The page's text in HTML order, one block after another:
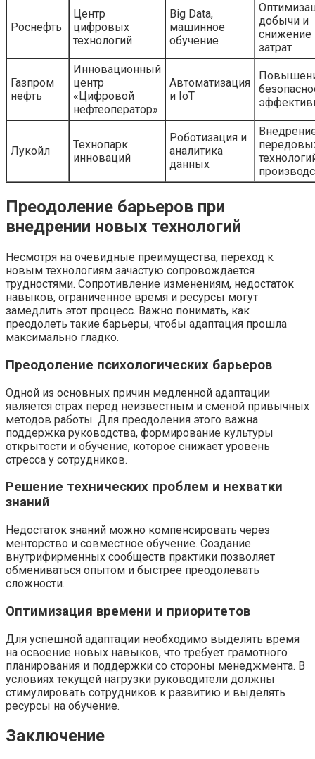
Роснефть
Центр
цифровых
технологий
Big Data,
машинное
обучение
добычи и
снижение
затрат
Газпром
нефть
Инновационный
центр
«Цифровой
нефтеоператор»
Автоматизация
и IoT
Лукойл
Технопарк
инноваций
Роботизация и
аналитика
данных
Преодоление барьеров при
внедрении новых технологий
Несмотря на очевидные преимущества, переход к
новым технологиям зачастую сопровождается
трудностями. Сопротивление изменениям, недостаток
навыков, ограниченное время и ресурсы могут
замедлить этот процесс. Важно понимать, как
преодолеть такие барьеры, чтобы адаптация прошла
максимально гладко.
Преодоление психологических барьеров
Одной из основных причин медленной адаптации
является страх перед неизвестным и сменой привычных
методов работы. Для преодоления этого важна
поддержка руководства, формирование культуры
открытости и обучение, которое снижает уровень
стресса у сотрудников.
Решение технических проблем и нехватки
знаний
Недостаток знаний можно компенсировать через
менторство и совместное обучение. Создание
внутрифирменных сообществ практики позволяет
обмениваться опытом и быстрее преодолевать
сложности.
Оптимизация времени и приоритетов
Для успешной адаптации необходимо выделять время
на освоение новых навыков, что требует грамотного
планирования и поддержки со стороны менеджмента. В
условиях текущей нагрузки руководители должны
стимулировать сотрудников к развитию и выделять
ресурсы на обучение.
Заключение